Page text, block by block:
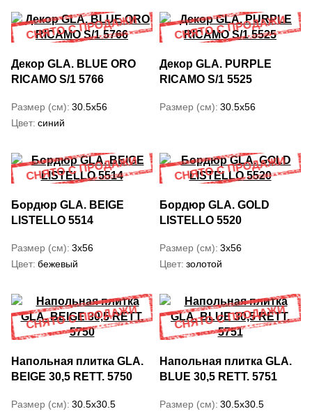
Декор GLA. BLUE ORO
RICAMO S/1 5766
Размер (см) 30.5x56
Цвет синий
Декор GLA. PURPLE
RICAMO S/1 5525
Размер (см) 30.5x56
Бордюр GLA. BEIGE
LISTELLO 5514
Размер (см) 3x56
Цвет бежевый
Бордюр GLA. GOLD
LISTELLO 5520
Размер (см) 3x56
Цвет золотой
Напольная плитка GLA.
BEIGE 30,5 RETT. 5750
Размер (см) 30.5x30.5
Напольная плитка GLA.
BLUE 30,5 RETT. 5751
Размер (см) 30.5x30.5